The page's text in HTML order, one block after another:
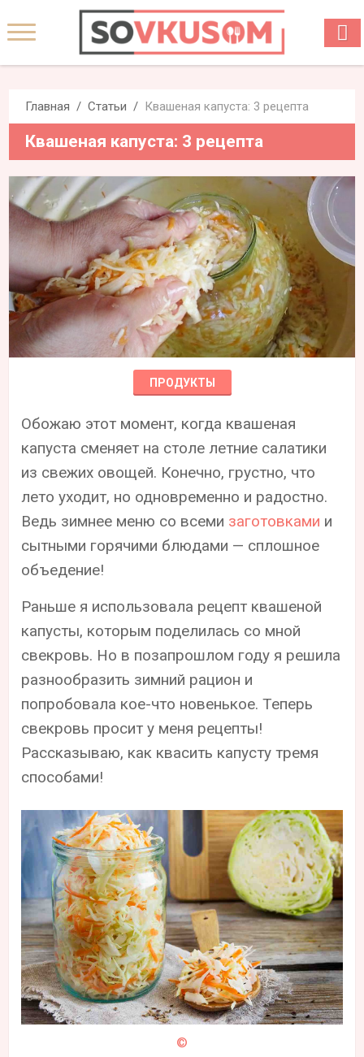
Главная Статьи Квашеная капуста: 3 рецепта
Квашеная капуста: 3 рецепта
ПРОДУКТЫ
Обожаю этот момент, когда квашеная
капуста сменяет на столе летние салатики
из свежих овощей. Конечно, грустно, что
лето уходит, но одновременно и радостно.
Ведь зимнее меню со всеми заготовками и
сытными горячими блюдами — сплошное
объедение!
Раньше я использовала рецепт квашеной
капусты, которым поделилась со мной
свекровь. Но в позапрошлом году я решила
разнообразить зимний рацион и
попробовала кое-что новенькое. Теперь
свекровь просит у меня рецепты!
Рассказываю, как квасить капусту тремя
способами!
©